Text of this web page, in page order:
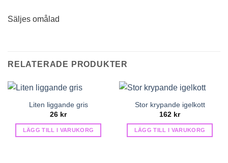
Säljes omålad
RELATERADE PRODUKTER
Liten liggande gris
26 kr
LÄGG TILL I VARUKORG
Stor krypande igelkott
162 kr
LÄGG TILL I VARUKORG